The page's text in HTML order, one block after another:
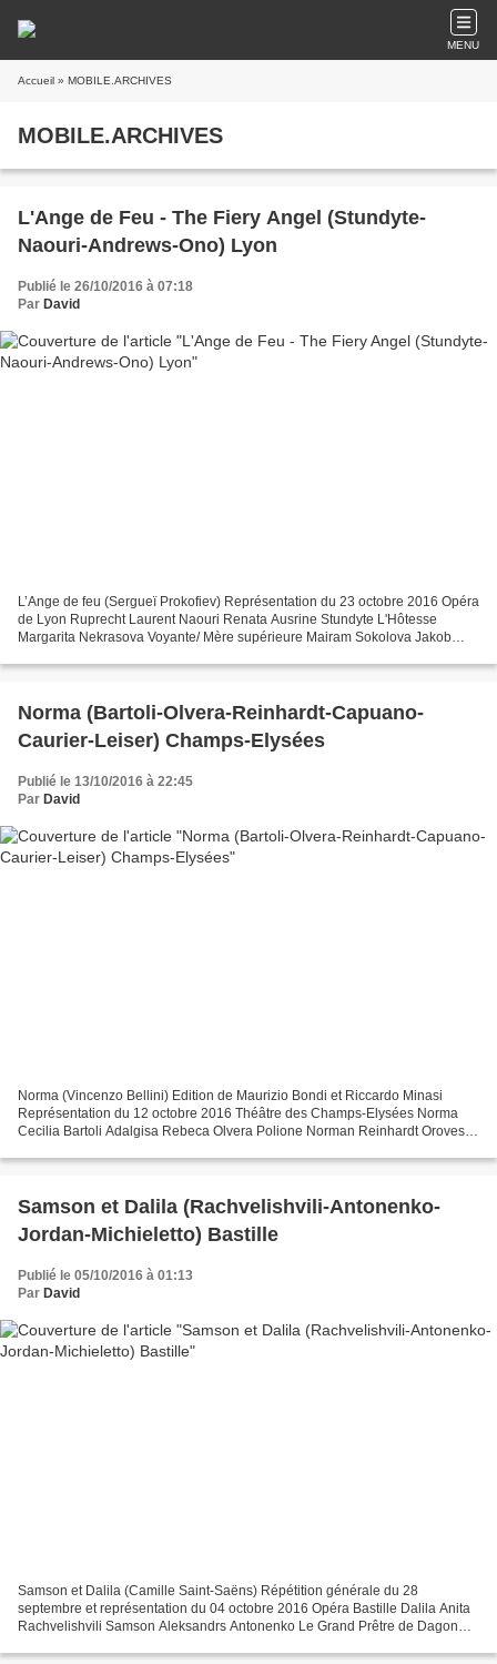
MENU
Accueil » MOBILE.ARCHIVES
MOBILE.ARCHIVES
L'Ange de Feu - The Fiery Angel (Stundyte-
Naouri-Andrews-Ono) Lyon
Publié le 26/10/2016 à 07:18
Par David
L’Ange de feu (Sergueï Prokofiev) Représentation du 23 octobre 2016 Opéra
de Lyon Ruprecht Laurent Naouri Renata Ausrine Stundyte L'Hôtesse
Margarita Nekrasova Voyante/ Mère supérieure Mairam Sokolova Jakob
Norma (Bartoli-Olvera-Reinhardt-Capuano-
Caurier-Leiser) Champs-Elysées
Publié le 13/10/2016 à 22:45
Par David
Norma (Vincenzo Bellini) Edition de Maurizio Bondi et Riccardo Minasi
Représentation du 12 octobre 2016 Théâtre des Champs-Elysées Norma
Cecilia Bartoli Adalgisa Rebeca Olvera Polione Norman Reinhardt Oroveso
Samson et Dalila (Rachvelishvili-Antonenko-
Jordan-Michieletto) Bastille
Publié le 05/10/2016 à 01:13
Par David
Samson et Dalila (Camille Saint-Saëns) Répétition générale du 28
septembre et représentation du 04 octobre 2016 Opéra Bastille Dalila Anita
Rachvelishvili Samson Aleksandrs Antonenko Le Grand Prêtre de Dagon